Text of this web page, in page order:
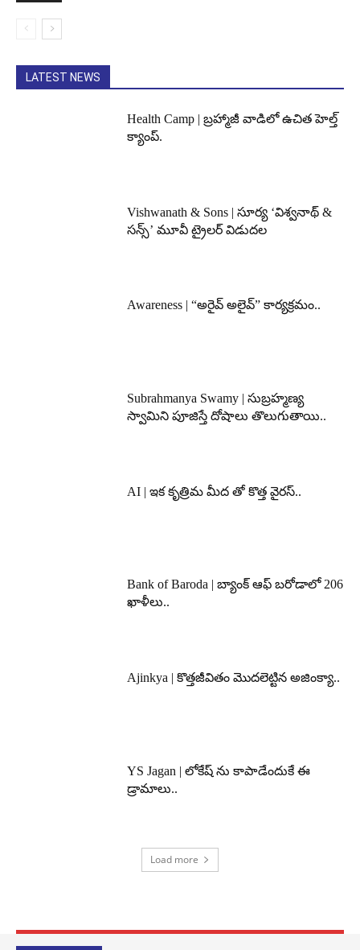
LATEST NEWS
Health Camp | బ్రహ్మాజీ వాడిలో ఉచిత హెల్త్
క్యాంప్.
Vishwanath & Sons | సూర్య ‘విశ్వనాథ్ &
సన్స్’ మూవీ ట్రైలర్ విడుదల
Awareness | “అరైవ్ అలైవ్” కార్యక్రమం..
Subrahmanya Swamy | సుబ్రహ్మణ్య
స్వామిని పూజిస్తే దోషాలు తొలుగుతాయి..
AI | ఇక కృత్రిమ మీద తో కొత్త వైరస్..
Bank of Baroda | బ్యాంక్‌ ఆఫ్‌ బరోడాలో 206
ఖాళీలు..
Ajinkya | కొత్తజీవితం మొదలెట్టిన అజింక్యా..
YS Jagan | లోకేష్ ను కాపాడేందుకే ఈ
డ్రామాలు..
Load more